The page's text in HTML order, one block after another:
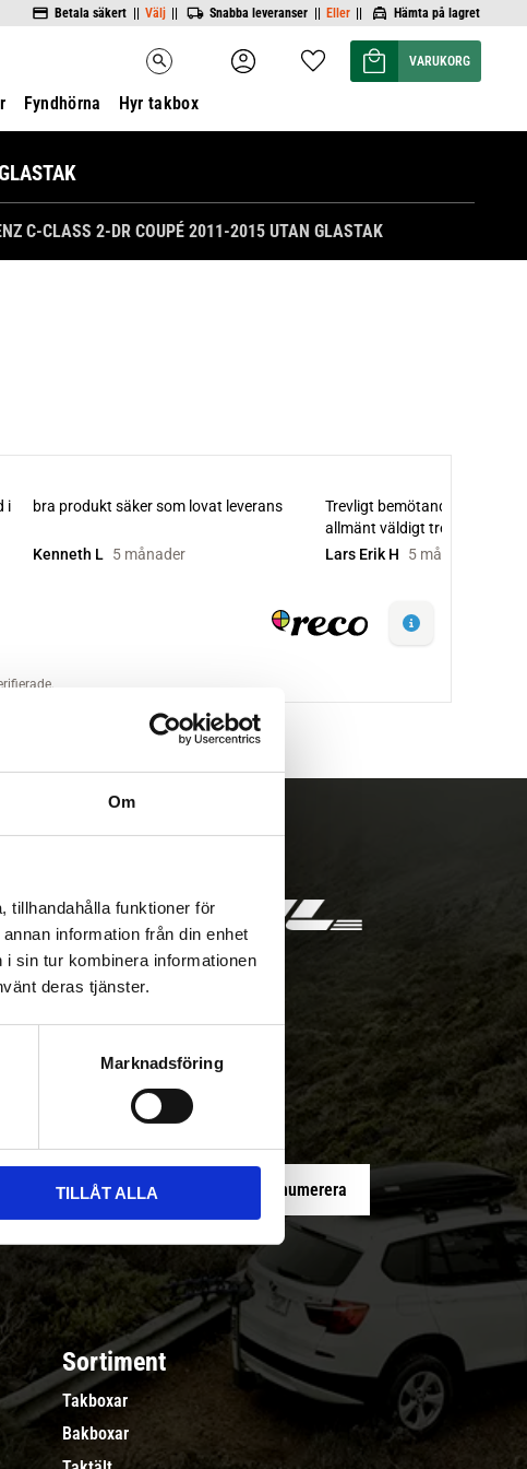
Om
tillhandahålla funktioner för
information från din enhet
sin tur kombinera informationen
deras tjänster.
Marknadsföring
TILLÅT ALLA
Betala säkert || Välj || Snabba leveranser || Eller || Hämta på lagret
search Favoriter
Kundvagn
Fyndhörna Hyr takbox
C-CLASS 2-DR COUPÉ 2011-2015 UTAN GLASTAK
med/utan montering
Prenumerera
Sortiment
Takboxar
Bakboxar